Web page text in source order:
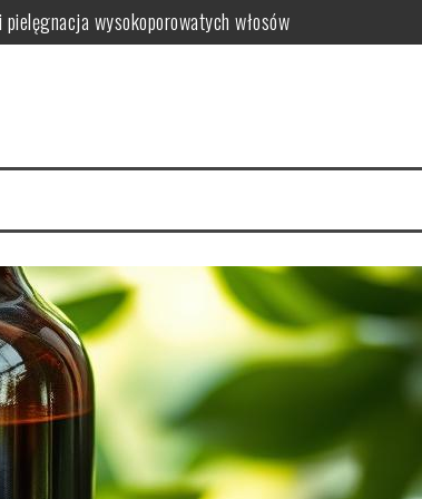
wysokoporowatych włosów
dla skóry
farbowaniu?
pielęgnacja krok po kroku